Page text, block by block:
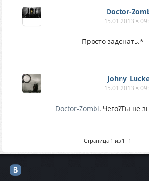
Doctor-
15.01.2013 в
Просто задонать.*
15.01.2013 в
Doctor-Zombi, Чего?Ты не
Страница 1 из 1 1